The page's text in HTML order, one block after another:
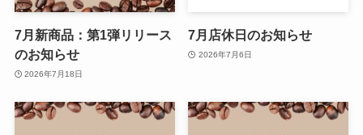
7月新商品：第1弾リリース
のお知らせ
2026年7月18日
7月店休日のお知らせ
2026年7月6日